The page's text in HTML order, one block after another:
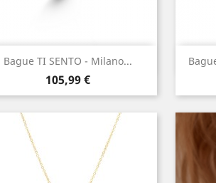
Bague TI SENTO - Milano...
Prix
105,99 €
Aperçu rapide